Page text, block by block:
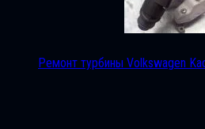
Ремонт турбины Volkswagen